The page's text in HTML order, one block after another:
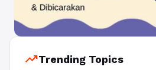
trending_upTrending Topics